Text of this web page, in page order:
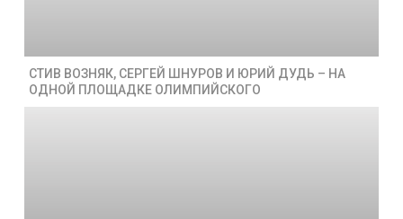
СТИВ ВОЗНЯК, СЕРГЕЙ ШНУРОВ И ЮРИЙ ДУДЬ – НА
ОДНОЙ ПЛОЩАДКЕ ОЛИМПИЙСКОГО